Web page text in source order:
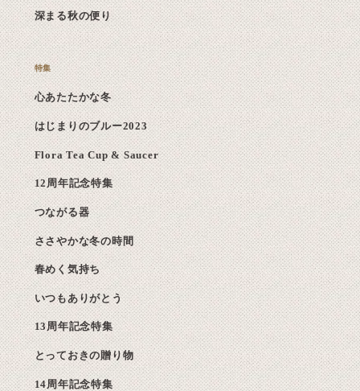
深まる秋の便り
心あたたかな冬
はじまりのブルー2023
Flora Tea Cup & Saucer
12周年記念特集
つながる器
ささやかな冬の時間
春めく気持ち
いつもありがとう
13周年記念特集
とっておきの贈り物
14周年記念特集